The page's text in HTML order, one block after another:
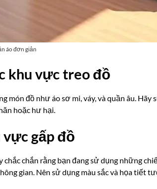
áo đơn giản
khu vực treo đồ
món đồ như áo sơ mi, váy, và quần âu. Hãy
hoặc hư hại.
gấp đồ
chắc chắn rằng bạn đang sử dụng những
gian. Nên sử dụng màu sắc và họa tiết